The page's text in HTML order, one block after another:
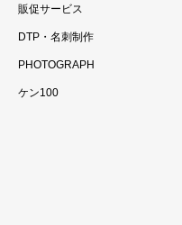
販促サービス
DTP・名刺制作
PHOTOGRAPH
ケン100